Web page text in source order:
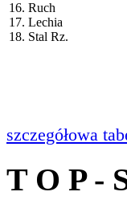
16. Ruch
17. Lechia
18. Stal Rz.
szczegółowa
T O P -